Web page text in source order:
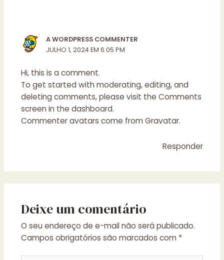
A WORDPRESS COMMENTER
JULHO 1, 2024 EM 6:05 PM
Hi, this is a comment.
To get started with moderating, editing, and
deleting comments, please visit the Comments
screen in the dashboard.
Commenter avatars come fromGravatar.
Responder
Deixe um comentário
O seu endereço de e-mail não será publicado.
Campos obrigatórios são marcados com *